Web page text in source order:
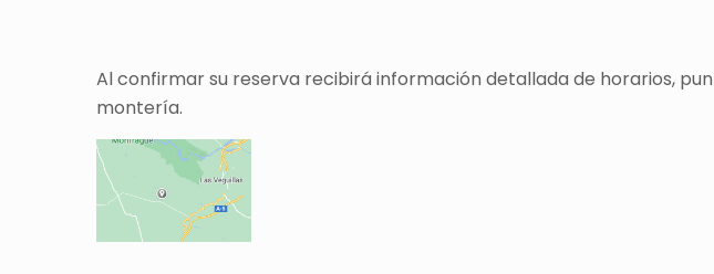
Al confirmar su reserva recibirá información detallada de horarios,
montería.